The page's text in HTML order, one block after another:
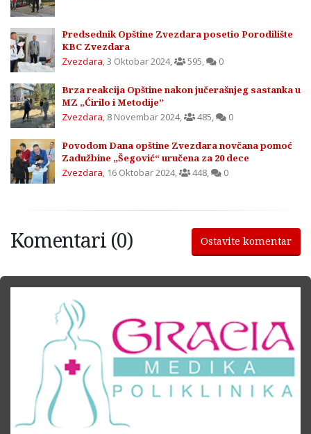
Predsednik Opštine Zvezdara posetio Porodilište
KBC Zvezdara
Zvezdara 3 Oktobar 2024, 595 0
Brza reakcija Opštine nakon jučerašnjeg sastanka u
MZ „Ćirilo i Metodije”
Zvezdara 8 Novembar 2024, 485 0
Povodom Dana opštine Zvezdara novčana pomoć
Zadužbine „Šegović“ uručena za 20 dece
Zvezdara 16 Oktobar 2024, 448 0
Komentari (0) Ostavite komentar